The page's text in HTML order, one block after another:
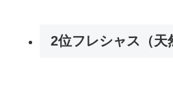
2位フレシャス（天